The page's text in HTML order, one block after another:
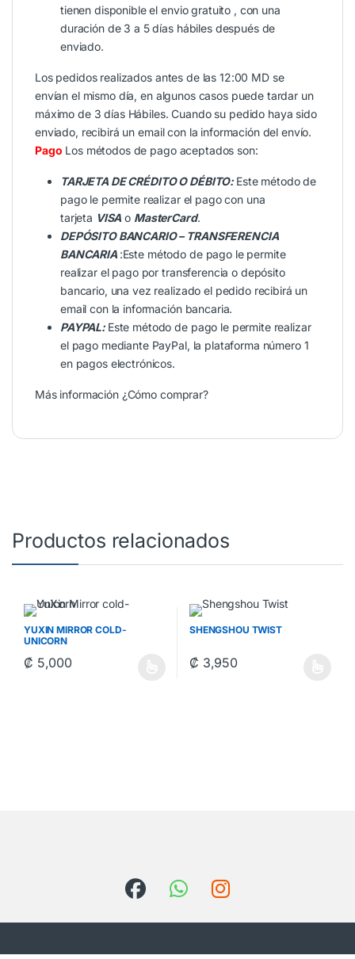
tienen disponible el envio gratuito , con una
duración de 3 a 5 días hábiles después de
enviado.
Los pedidos realizados antes de las 12:00 MD se
envían el mismo día, en algunos casos puede tardar un
máximo de 3 días Hábiles. Cuando su pedido haya sido
enviado, recibirá un email con la información del envío.
Pago Los métodos de pago aceptados son:
TARJETA DE CRÉDITO O DÉBITO: Este método de
pago le permite realizar el pago con una
tarjeta VISA o MasterCard.
DEPÓSITO BANCARIO – TRANSFERENCIA
BANCARIA :Este método de pago le permite
realizar el pago por transferencia o depósito
bancario, una vez realizado el pedido recibirá un
email con la información bancaria.
PAYPAL: Este método de pago le permite realizar
el pago mediante PayPal, la plataforma número 1
en pagos electrónicos.
Más información ¿Cómo comprar?
Productos relacionados
YUXIN MIRROR COLD-
UNICORN
₡ 5,000
SHENGSHOU TWIST
₡ 3,950